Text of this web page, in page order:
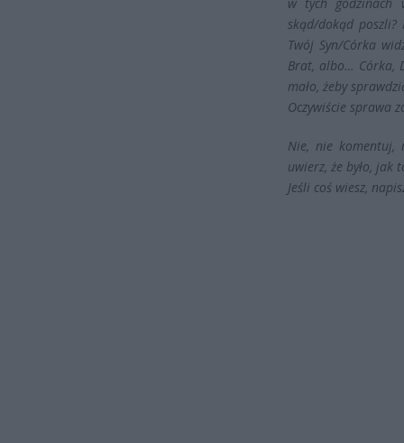
skąd/dokąd poszli?
Twój Syn/Córka
Brat, albo… Córka,
mało, żeby
Oczywiście sprawa
Nie, nie komentuj,
uwierz, że było, jak
Jeśli coś wiesz,